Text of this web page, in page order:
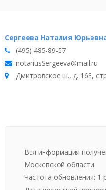
Сергеева Наталия
(495) 485-89-57
notariusSergeeva@mail.ru
Дмитровское ш., д. 163,
Вся информация
Московской области.
Частота обновления: 1